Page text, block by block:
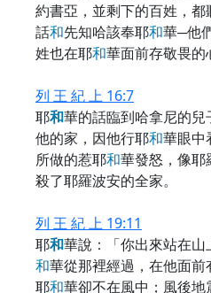
約書亞，並剩下的百姓，都
話和先知哈該奉耶和華─他
姓也在耶和華面前存敬畏的
列 王 紀 上 16:7
耶和華的話臨到哈拿尼的
他的家，因他行耶和華眼中
所做的惹耶和華發怒，像耶
殺了耶羅波安的全家。
列 王 紀 上 19:11
耶和華說：「你出來站在
和華從那裡經過，在他面前
耶和華卻不在風中；風後地